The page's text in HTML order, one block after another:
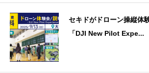
セキドがドローン操縦体
「DJI New Pilot Expe...